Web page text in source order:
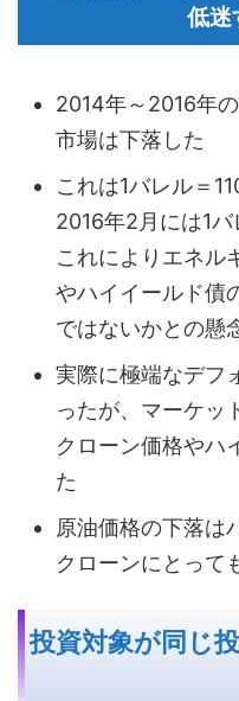
低迷
2014年～2016年
市場は下落した
これは1バレル＝
2016年2月には1バ
これによりエネル
やハイイールド債
ではないかとの懸
実際に極端なデフ
ったが、マーケッ
クローン価格やハ
た
原油価格の下落は
クローンにとって
投資対象が同じ